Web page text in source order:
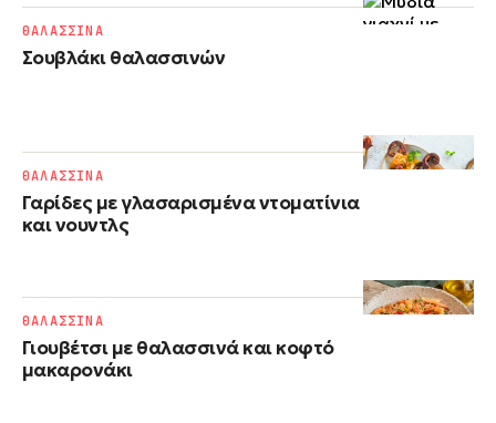
Σουβλάκι θαλασσινών
ΘΑΛΑΣΣΙΝΑ
Γαρίδες με γλασαρισμένα ντοματίνια
και νουντλς
ΘΑΛΑΣΣΙΝΑ
Γιουβέτσι με θαλασσινά και κοφτό
μακαρονάκι
ΘΑΛΑΣΣΙΝΑ